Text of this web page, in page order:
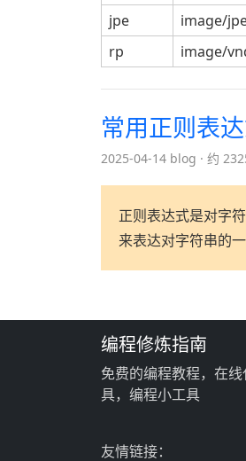
jpe
image/
rp
image/
常用正则表
2025-04-14 blog 约
正则表达式是对字
来表达对字符串的
编程修炼指南
免费的编程教程，在
具，编程小工具
友情链接：